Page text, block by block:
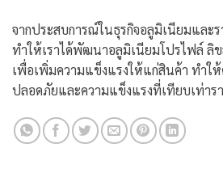
จากประสบการณ์ในธุรกิจอลูมิเนียมและ
ทำให้เราได้พัฒนาอลูมิเนียมโปรไฟล์ ลิ
เพื่อเพิ่มความแข็งแรงให้แก่สินค้า ทำใ
ปลอดภัยและความแข็งแรงที่เทียบเท่าร